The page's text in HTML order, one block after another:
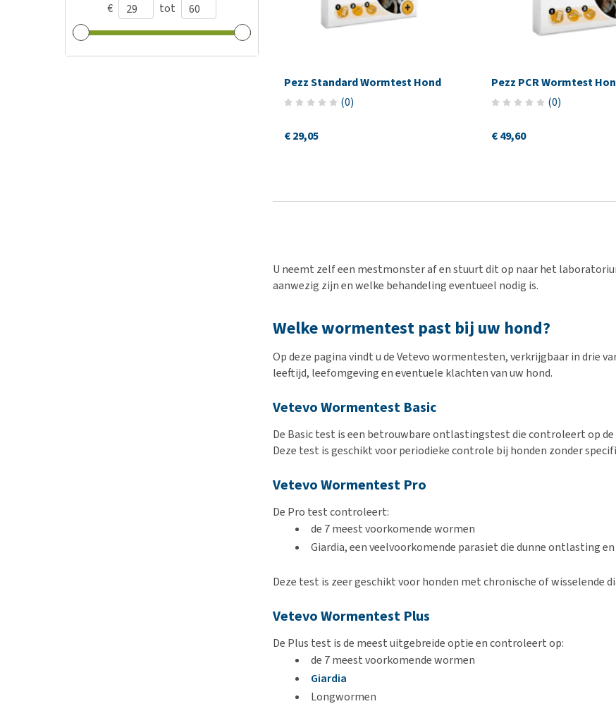
€ tot
Pezz Standard Wormtest Hond
(0)
€ 29,05
Pezz PCR Wormtest
(0)
€ 49,60
U neemt zelf een mestmonster af en stuurt dit op naar het
aanwezig zijn en welke behandeling eventueel nodig is.
Welke wormentest past bij uw hond?
Op deze pagina vindt u de Vetevo wormentesten, verkrijgbaar in drie
leeftijd, leefomgeving en eventuele klachten van uw hond.
Vetevo Wormentest Basic
De Basic test is een betrouwbare ontlastingstest die controleert op
Deze test is geschikt voor periodieke controle bij honden zonder
Vetevo Wormentest Pro
De Pro test controleert:
de 7 meest voorkomende wormen
Giardia, een veelvoorkomende parasiet die dunne ontlasting
Deze test is zeer geschikt voor honden met chronische of wisselende
Vetevo Wormentest Plus
De Plus test is de meest uitgebreide optie en controleert op:
de 7 meest voorkomende wormen
Giardia
Longwormen